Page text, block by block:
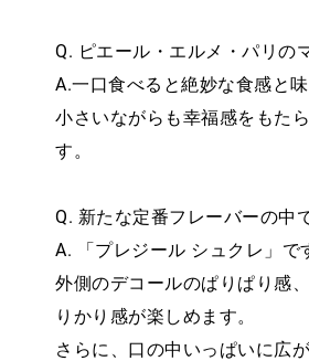
Q. ピエール・エルメ・パリの
A.一口食べると絶妙な食感と
小さいながらも幸福感をもた
す。
Q. 新たな定番フレーバーの中
A. 「プレジール シュクレ」で
外側のデコールのぱりぱり感
りかり感が楽しめます。
さらに、口の中いっぱいに広